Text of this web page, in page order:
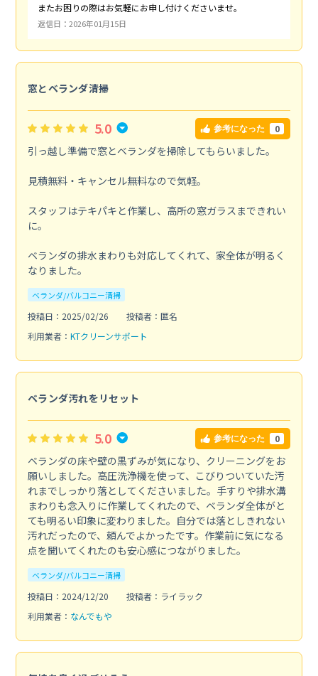
またお困りの際はお気軽にお申し付けくださいませ。
返信日：2026年01月15日
窓とベランダ清掃
5.0 参考になった 0
引っ越し準備で窓とベランダを掃除してもらいました。
見積無料・キャンセル無料なので気軽。
スタッフはテキパキと作業し、高所の窓ガラスまできれい
に。
ベランダの排水まわりも対応してくれて、家全体が明るく
なりました。
ベランダ/バルコニー清掃
投稿日：2025/02/26
投稿者：匿名
利用業者： KTクリーンサポート
ベランダ汚れをリセット
5.0 参考になった 0
ベランダの床や壁の黒ずみが気になり、クリーニングをお
願いしました。高圧洗浄機を使って、こびりついていた汚
れまでしっかり落としてくださいました。手すりや排水溝
まわりも念入りに作業してくれたので、ベランダ全体がと
ても明るい印象に変わりました。自分では落としきれない
汚れだったので、頼んでよかったです。作業前に気になる
点を聞いてくれたのも安心感につながりました。
ベランダ/バルコニー清掃
投稿日：2024/12/20
投稿者：ライラック
利用業者： なんでもや